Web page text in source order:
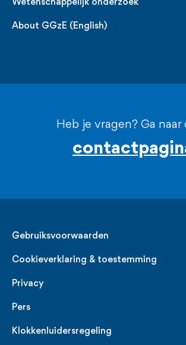
Wetenschappelijk onderzoek
About GGzE (English)
Heb je vragen? Ga naar
Legal
Gebruiksvoorwaarden
Cookieverklaring & toestemming
Privacy
Pers
Klokkenluidersregeling